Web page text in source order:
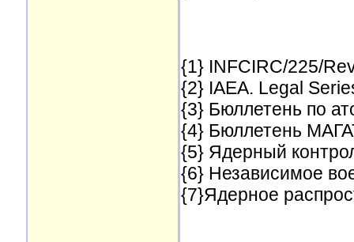
{1} INFCIRC/225/
{2} IAEA. Legal
{3} Бюллетень по
{4} Бюллетень
{5} Ядерный
{6} Независимое
{7}Ядерное